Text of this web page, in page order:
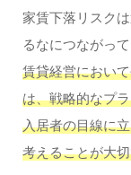
家賃下落リスク
るなにつながっ
賃貸経営におい
は、戦略的なプ
入居者の目線に
考えることが大